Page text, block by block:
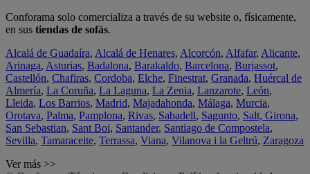
Conforama solo comercializa a través de su website o, físicamente,
en sus tiendas de sofás.
Alcalá de Guadaíra, Alcalá de Henares, Alcorcón, Alfafar, Alicante,
Arinaga, Asturias, Badalona, Barakaldo, Barcelona, Burjassot,
Castellón, Chafiras, Cordoba, Elche, Finestrat, Granada, Huércal de
Almería, La Coruña, La Laguna, La Zenia, Lanzarote, León,
Lleida, Los Barrios, Madrid, Majadahonda, Málaga, Murcia,
Orotava, Palma, Pamplona, Rivas, Sabadell, Sagunto, Salt, Girona,
San Sebastian, Sant Boi, Santander, Santiago de Compostela,
Sevilla, Tamaraceite, Terrassa, Viana, Vilanova i la Geltrú, Zaragoza
Ver más >>